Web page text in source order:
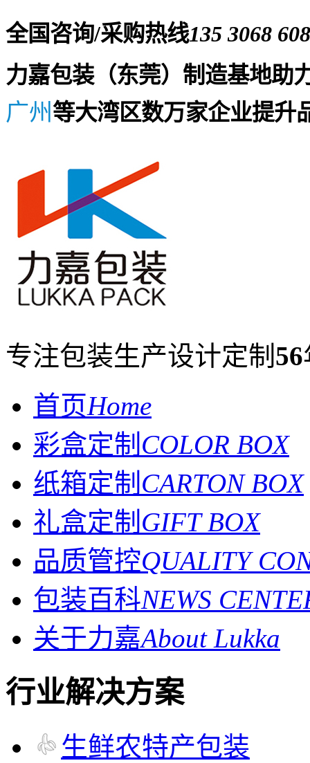
全国咨询/采购热线135 3068
力嘉包装（东莞）制造基地助
广州等大湾区数万家企业提升
专注包装生产设计定制 56
首页Home
彩盒定制 COLOR BOX
纸箱定制 CARTON BOX
礼盒定制 GIFT BOX
品质管控QUALITY
包装百科NEWS
关于力嘉About Lukka
行业解决方案
生鲜农特产包装